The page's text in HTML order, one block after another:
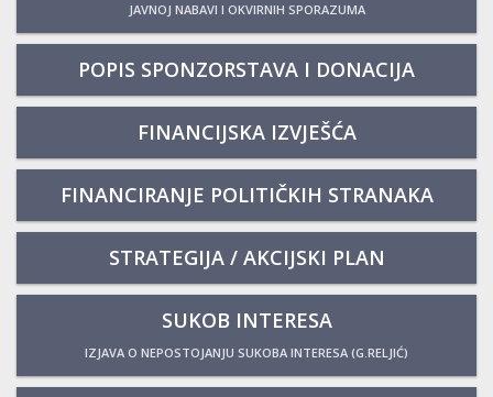
JAVNOJ NABAVI I OKVIRNIH SPORAZUMA
POPIS SPONZORSTAVA I DONACIJA
FINANCIJSKA IZVJEŠĆA
FINANCIRANJE POLITIČKIH STRANAKA
STRATEGIJA / AKCIJSKI PLAN
SUKOB INTERESA
IZJAVA O NEPOSTOJANJU SUKOBA INTERESA (G.RELJIĆ)